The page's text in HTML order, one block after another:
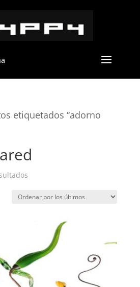
etiquetados “adorno
Ordenado